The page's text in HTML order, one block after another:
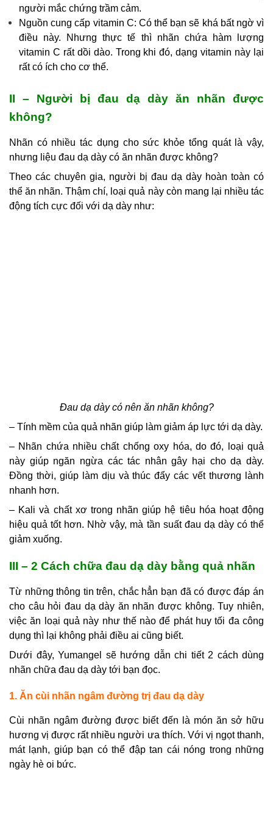
người mắc chứng trầm cảm.
Nguồn cung cấp vitamin C: Có thể bạn sẽ khá bất ngờ vì
điều này. Nhưng thực tế thì nhãn chứa hàm lượng
vitamin C rất dồi dào. Trong khi đó, dạng vitamin này lại
rất có ích cho cơ thể.
II – Người bị đau dạ dày ăn nhãn được
không?
Nhãn có nhiều tác dụng cho sức khỏe tổng quát là vậy,
nhưng liệu đau dạ dày có ăn nhãn được không?
Theo các chuyên gia, người bị đau dạ dày hoàn toàn có
thể ăn nhãn. Thậm chí, loại quả này còn mang lại nhiều tác
động tích cực đối với dạ dày như:
Đau dạ dày có nên ăn nhãn không?
– Tính mềm của quả nhãn giúp làm giảm áp lực tới dạ dày.
– Nhãn chứa nhiều chất chống oxy hóa, do đó, loại quả
này giúp ngăn ngừa các tác nhân gây hại cho dạ dày.
Đồng thời, giúp làm dịu và thúc đẩy các vết thương lành
nhanh hơn.
– Kali và chất xơ trong nhãn giúp hệ tiêu hóa hoạt động
hiệu quả tốt hơn. Nhờ vậy, mà tần suất đau dạ dày có thể
giảm xuống.
III – 2 Cách chữa đau dạ dày bằng quả nhãn
Từ những thông tin trên, chắc hẳn bạn đã có được đáp án
cho câu hỏi đau dạ dày ăn nhãn được không. Tuy nhiên,
việc ăn loại quả này như thế nào để phát huy tối đa công
dụng thì lại không phải điều ai cũng biết.
Dưới đây, Yumangel sẽ hướng dẫn chi tiết 2 cách dùng
nhãn chữa đau dạ dày tới bạn đọc.
1. Ăn cùi nhãn ngâm đường trị đau dạ dày
Cùi nhãn ngâm đường được biết đến là món ăn sở hữu
hương vị được rất nhiều người ưa thích. Với vị ngọt thanh,
mát lạnh, giúp bạn có thể đập tan cái nóng trong những
ngày hè oi bức.